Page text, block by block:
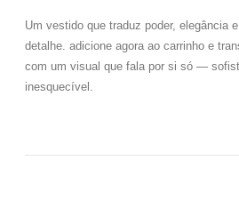
Um vestido que traduz poder, elegância
detalhe. adicione agora ao carrinho e
com um visual que fala por si só —
inesquecível.